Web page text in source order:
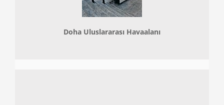
Doha Uluslararası Havaalanı